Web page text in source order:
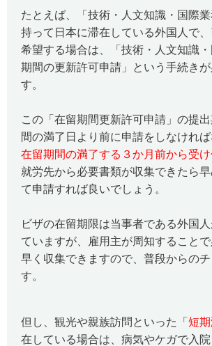
たとえば、「技術・人文知識・国際
持って日本に滞在している外国人で
希望する場合は、「技術・人文知識
期間の更新許可申請」という手続きが
す。
この「在留期間更新許可申請」の提
間の満了日より前に申請をしなければ
在留期間の満了する３か月前から受
就労先から必要書類が収集できたら早
て申請すれば良いでしょう。
ビザの在留期限は当事者である外国
ていますが、雇用主が周知すること
早く収集できますので、普段からの
す。
但し、観光や親族訪問といった「 短
在している場合は、病気やケガで入